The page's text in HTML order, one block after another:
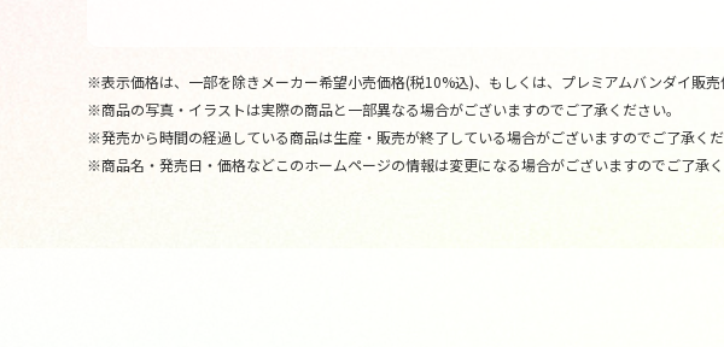
※表示価格は、一部を除きメーカー希望小売価格(税10%込)、もしくは、プレミアムバンダイ販売
※商品の写真・イラストは実際の商品と一部異なる場合がございますのでご了承ください。
※発売から時間の経過している商品は生産・販売が終了している場合がございますのでご了承くだ
※商品名・発売日・価格などこのホームページの情報は変更になる場合がございますのでご了承く